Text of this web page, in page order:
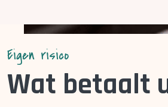
Eigen risico
Wat betaalt